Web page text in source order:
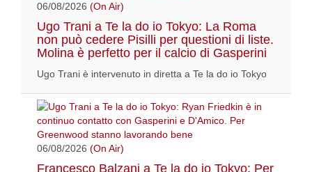
06/08/2026 (On Air)
Ugo Trani a Te la do io Tokyo: La Roma
non può cedere Pisilli per questioni di liste.
Molina è perfetto per il calcio di Gasperini
Ugo Trani è intervenuto in diretta a Te la do io Tokyo
06/08/2026 (On Air)
Francesco Balzani a Te la do io Tokyo: Per